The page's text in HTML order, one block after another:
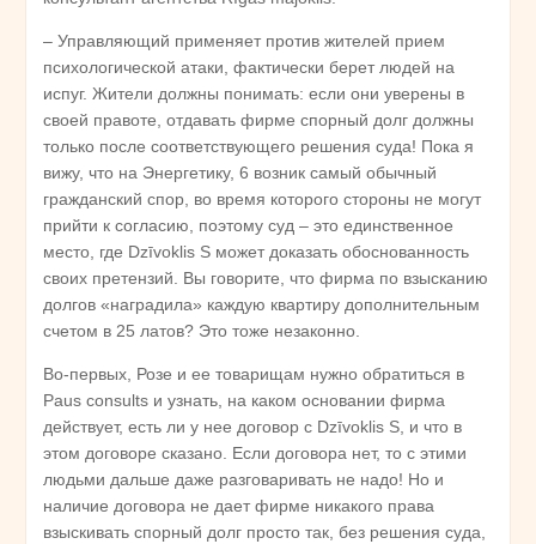
– Управляющий применяет против жителей прием
психологической атаки, фактически берет людей на
испуг. Жители должны понимать: если они уверены в
своей правоте, отдавать фирме спорный долг должны
только после соответствующего решения суда! Пока я
вижу, что на Энергетику, 6 возник самый обычный
гражданский спор, во время которого стороны не могут
прийти к согласию, поэтому суд – это единственное
место, где Dzīvoklis S может доказать обоснованность
своих претензий. Вы говорите, что фирма по взысканию
долгов «наградила» каждую квартиру дополнительным
счетом в 25 латов? Это тоже незаконно.
Во-первых, Розе и ее товарищам нужно обратиться в
Paus consults и узнать, на каком основании фирма
действует, есть ли у нее договор с Dzīvoklis S, и что в
этом договоре сказано. Если договора нет, то с этими
людьми дальше даже разговаривать не надо! Но и
наличие договора не дает фирме никакого права
взыскивать спорный долг просто так, без решения суда,